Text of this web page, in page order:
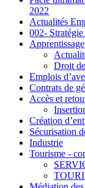
2022
Actualités
002-
Apprentissage
Droit
Emplois
Contrats de
Accès et
Création
Sécurisation
Industrie
Tourisme -